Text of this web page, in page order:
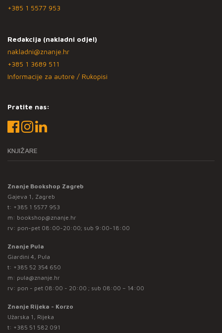
+385 1 5577 953
Redakcija (nakladni odjel)
nakladni@znanje.hr
+385 1 3689 511
Informacije za autore / Rukopisi
Pratite nas:
KNJIŽARE
Znanje Bookshop Zagreb
Gajeva 1, Zagreb
t: +385 1 5577 953
m: bookshop@znanje.hr
rv: pon-pet 08:00-20:00; sub 9:00-18:00
Znanje Pula
Giardini 4, Pula
t: +385 52 354 650
m: pula@znanje.hr
rv: pon - pet 08:00 - 20:00 ; sub 08:00 – 14:00
Znanje Rijeka - Korzo
Užarska 1, Rijeka
t: +385 51 582 091